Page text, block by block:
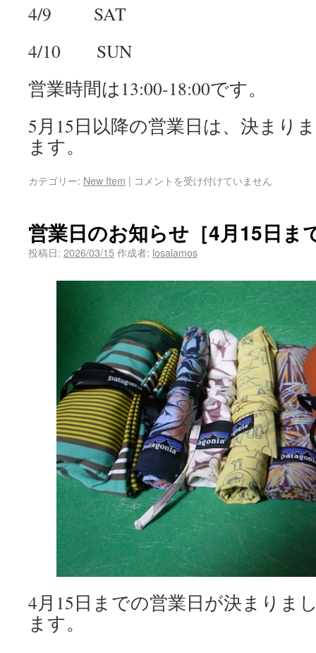
4/9 SAT
4/10 SUN
営業時間は13:00-18:00です。
5月15日以降の営業日は、決まり
ます。
カテゴリー: New Item | コメントを受け付けていません
営業日のお知らせ［4月15日ま
投稿日: 2026/03/15作成者: losalamos
4月15日までの営業日が決まりま
ます。